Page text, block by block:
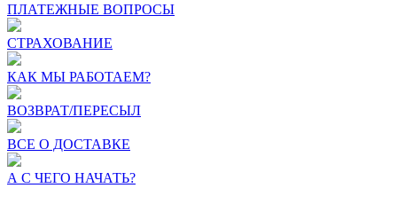
ПЛАТЕЖНЫЕ ВОПРОСЫ
СТРАХОВАНИЕ
КАК МЫ РАБОТАЕМ?
ВОЗВРАТ/ПЕРЕСЫЛ
ВСЕ О ДОСТАВКЕ
А С ЧЕГО НАЧАТЬ?